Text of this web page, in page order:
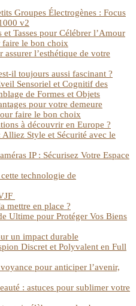
Groupes Électrogènes : Focus
v2
Tasses pour Célébrer l’Amour
le bon choix
l’esthétique de votre
il toujours aussi fascinant ?
Sensoriel et Cognitif des
de Formes et Objets
pour votre demeure
faire le bon choix
à découvrir en Europe ?
Style et Sécurité avec le
IP : Sécurisez Votre Espace
technologie de
mettre en place ?
Ultime pour Protéger Vos Biens
un impact durable
Discret et Polyvalent en Full
pour anticiper l’avenir,
: astuces pour sublimer votre